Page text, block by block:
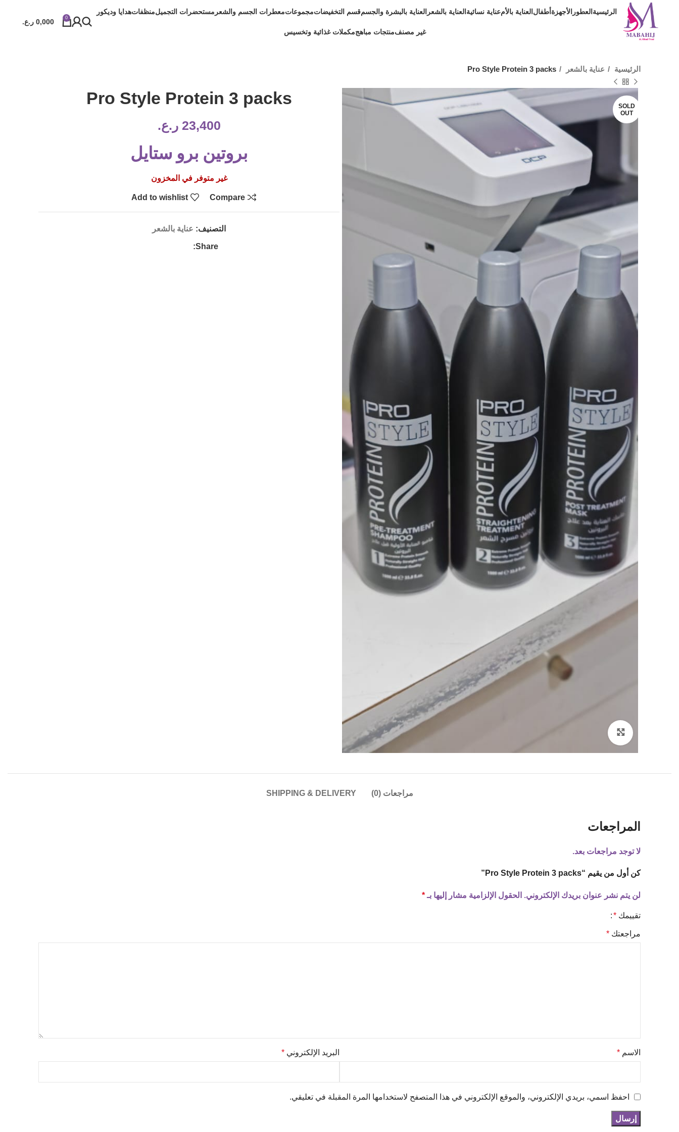
الرئيسيةالعطور الأجهزةأطفالالعناية بالأمعناية نسائيةالعناية بالشعر العناية بالبشرة والجسمقسم التخفيضاتمجموعاتمعطرات الجسم والشعر مستحضرات التجميلمنظفاتهدايا وديكور
غير مصنفمنتجات مباهجمكملات غذائية وتخسيس
0
0,000 ر.ع.
الرئيسية عناية بالشعر Pro Style Protein 3 packs
SOLD
OUT
Pro Style Protein 3 packs
23,400 ر.ع.
بروتين برو ستايل
غير متوفر في المخزون
Compare
Add to wishlist
التصنيف: عناية بالشعر
Share:
مراجعات (0) SHIPPING & DELIVERY
المراجعات
لا توجد مراجعات بعد.
كن أول من يقيم “Pro Style Protein 3 packs”
لن يتم نشر عنوان بريدك الإلكتروني. الحقول الإلزامية مشار إليها بـ*
تقييمك *
مراجعتك *
الاسم * البريد الإلكتروني *
احفظ اسمي، بريدي الإلكتروني، والموقع الإلكتروني في هذا المتصفح لاستخدامها المرة المقبلة في تعليقي.